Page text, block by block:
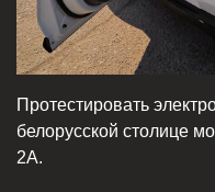
Протестировать
белорусской столице
2А.